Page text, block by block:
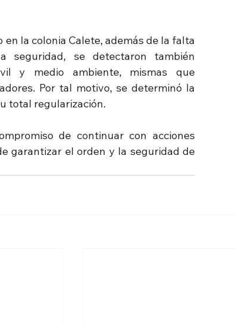
la colonia Calete, además de la falta
seguridad, se detectaron también
y medio ambiente, mismas que
Por tal motivo, se determinó la
total regularización.
de continuar con acciones
garantizar el orden y la seguridad de